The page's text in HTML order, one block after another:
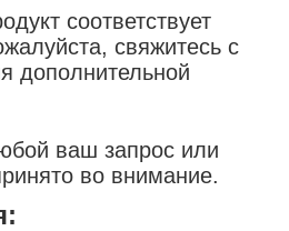
соответствует
свяжитесь с
дополнительной
ваш запрос или
во внимание.